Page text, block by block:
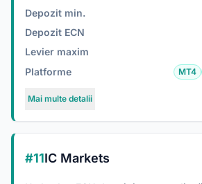
Depozit min.
Depozit ECN
Levier maxim
Platforme MT4
Mai multe detalii
#11IC Markets